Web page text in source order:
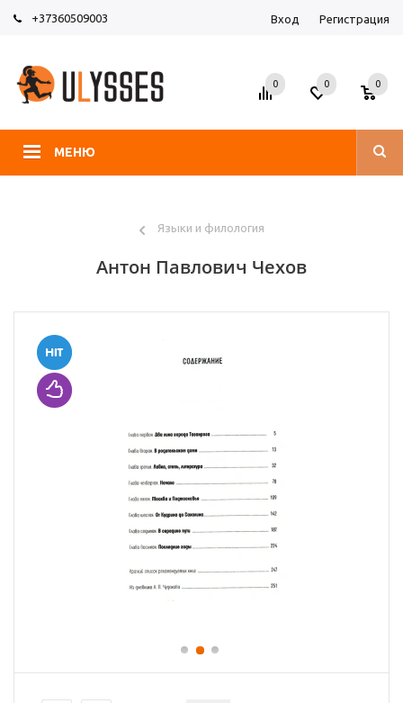
+37360509003 Вход Регистрация
МЕНЮ
0 0 0
Языки и филология
Антон Павлович Чехов